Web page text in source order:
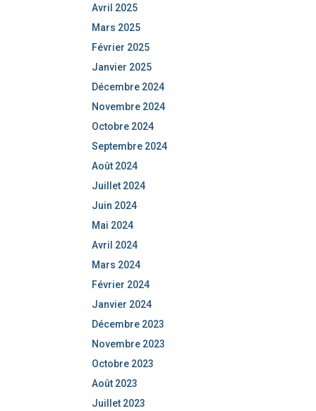
Avril 2025
Mars 2025
Février 2025
Janvier 2025
Décembre 2024
Novembre 2024
Octobre 2024
Septembre 2024
Août 2024
Juillet 2024
Juin 2024
Mai 2024
Avril 2024
Mars 2024
Février 2024
Janvier 2024
Décembre 2023
Novembre 2023
Octobre 2023
Août 2023
Juillet 2023